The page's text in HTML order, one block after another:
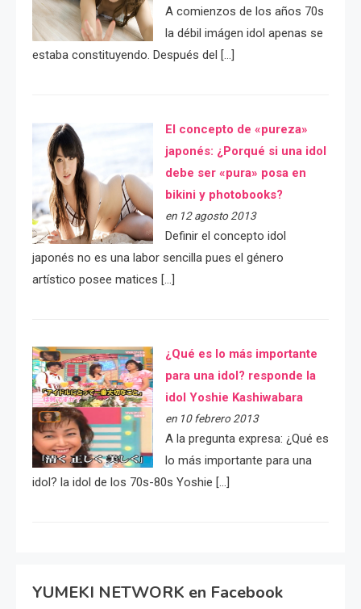
A comienzos de los años 70s
la débil imágen idol apenas se
estaba constituyendo. Después del […]
El concepto de «pureza»
japonés: ¿Porqué si una idol
debe ser «pura» posa en
bikini y photobooks?
en 12 agosto 2013
Definir el concepto idol
japonés no es una labor sencilla pues el género
artístico posee matices […]
¿Qué es lo más importante
para una idol? responde la
idol Yoshie Kashiwabara
en 10 febrero 2013
A la pregunta expresa: ¿Qué es
lo más importante para una
idol? la idol de los 70s-80s Yoshie […]
YUMEKI NETWORK en Facebook